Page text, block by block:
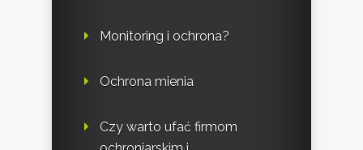
Monitoring i ochrona?
Ochrona mienia
Czy warto ufać firmom